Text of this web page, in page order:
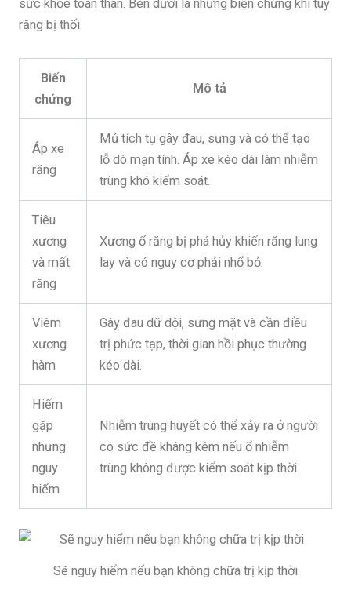
sức khỏe toàn thân. Bên dưới là những biến chứng khi tuỷ
răng bị thối.
Biến
chứng
Mô tả
Áp xe
răng
Mủ tích tụ gây đau, sưng và có thể tạo
lỗ dò mạn tính. Áp xe kéo dài làm nhiễm
trùng khó kiểm soát.
Tiêu
xương
và mất
răng
Xương ổ răng bị phá hủy khiến răng lung
lay và có nguy cơ phải nhổ bỏ.
Viêm
xương
hàm
Gây đau dữ dội, sưng mặt và cần điều
trị phức tạp, thời gian hồi phục thường
kéo dài.
Hiếm
gặp
nhưng
nguy
hiểm
Nhiễm trùng huyết có thể xảy ra ở người
có sức đề kháng kém nếu ổ nhiễm
trùng không được kiểm soát kịp thời.
Sẽ nguy hiểm nếu bạn không chữa trị kịp thời